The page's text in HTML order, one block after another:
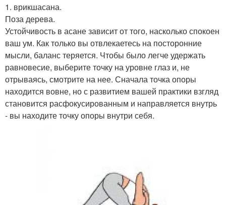
1. врикшасана.
Поза дерева.
Устойчивость в асане зависит от того, насколько спокоен
ваш ум. Как только вы отвлекаетесь на посторонние
мысли, баланс теряется. Чтобы было легче удержать
равновесие, выберите точку на уровне глаз и, не
отрываясь, смотрите на нее. Сначала точка опоры
находится вовне, но с развитием вашей практики взгляд
становится расфокусированным и направляется внутрь
- вы находите точку опоры внутри себя.